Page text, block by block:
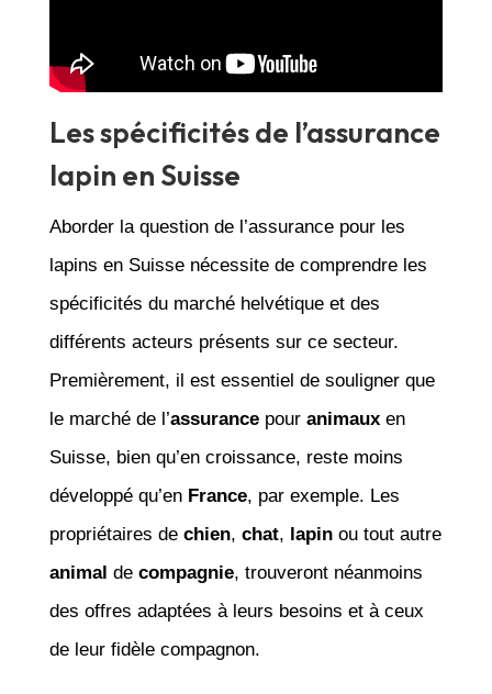
Les spécificités de l’assurance
lapin en Suisse
Aborder la question de l’assurance pour les
lapins en Suisse nécessite de comprendre les
spécificités du marché helvétique et des
différents acteurs présents sur ce secteur.
Premièrement, il est essentiel de souligner que
le marché de l’assurancepour animauxen
Suisse, bien qu’en croissance, reste moins
développé qu’en France, par exemple. Les
propriétaires de chien, chat, lapinou tout autre
animal de compagnie, trouveront néanmoins
des offres adaptées à leurs besoins et à ceux
de leur fidèle compagnon.